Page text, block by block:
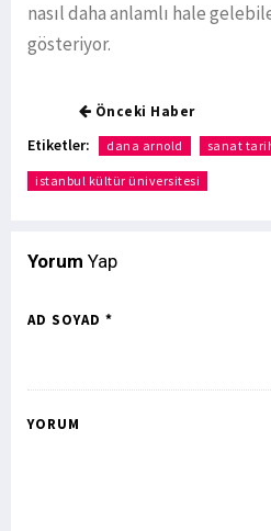
nasıl daha anlamlı hale
gösteriyor.
Önceki Haber
Etiketler: dana arnold sanat
istanbul kültür üniversitesi
Yorum Yap
AD SOYAD *
YORUM